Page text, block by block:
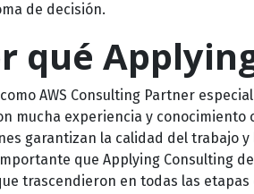
de decisión.
qué
AWS Consulting Partner
mucha experiencia y
garantizan la calidad del trabajo
que Applying Consulting
trascendieron en todas las